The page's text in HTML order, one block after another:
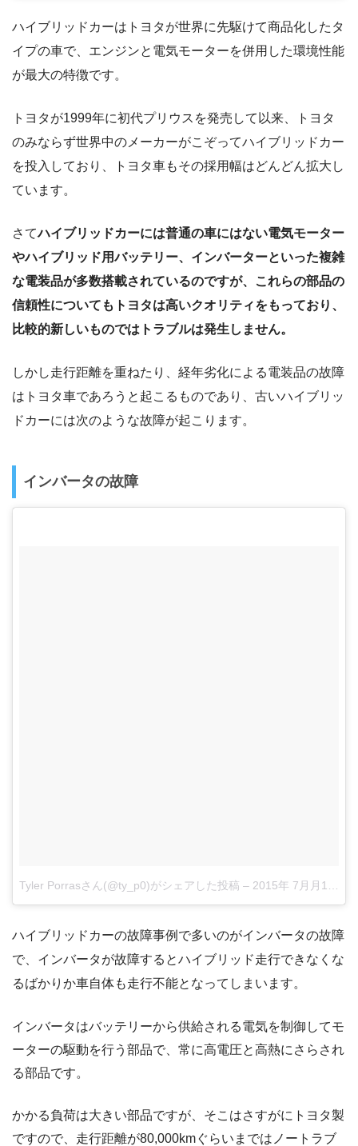
ハイブリッドカーはトヨタが世界に先駆けて商品化したタ
イプの車で、エンジンと電気モーターを併用した環境性能
が最大の特徴です。
トヨタが1999年に初代プリウスを発売して以来、トヨタ
のみならず世界中のメーカーがこぞってハイブリッドカー
を投入しており、トヨタ車もその採用幅はどんどん拡大し
ています。
さてハイブリッドカーには普通の車にはない電気モーター
やハイブリッド用バッテリー、インバーターといった複雑
な電装品が多数搭載されているのですが、これらの部品の
信頼性についてもトヨタは高いクオリティをもっており、
比較的新しいものではトラブルは発生しません。
しかし走行距離を重ねたり、経年劣化による電装品の故障
はトヨタ車であろうと起こるものであり、古いハイブリッ
ドカーには次のような故障が起こります。
インバータの故障
Tyler Porrasさん(@ty_p0)がシェアした投稿 – 2015年 7月月14日午後6時44分PDT
ハイブリッドカーの故障事例で多いのがインバータの故障
で、インバータが故障するとハイブリッド走行できなくな
るばかりか車自体も走行不能となってしまいます。
インバータはバッテリーから供給される電気を制御してモ
ーターの駆動を行う部品で、常に高電圧と高熱にさらされ
る部品です。
かかる負荷は大きい部品ですが、そこはさすがにトヨタ製
ですので、走行距離が80,000kmぐらいまではノートラブ